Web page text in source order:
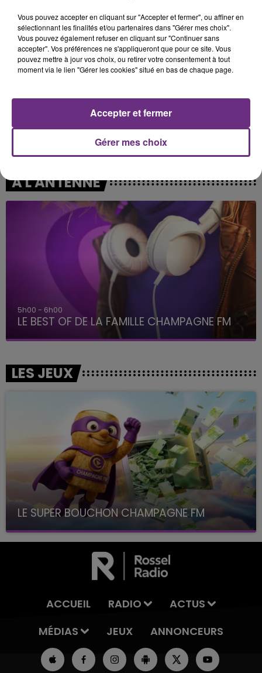
18h01
18h01
Fever Dream
17h58
17h58
A L'ANTENNE
5h00 - 6h00
LE BEST OF DE LA FAMILLE CHAMPAGNE FM
LES JEUX
LE SUPER BOUCHON CHAMPAGNE FM
avec La Famille Champagne FM, à 8H10
ACCUEIL RADIO
ACTUS
MÉDIAS
JEUX ANNONCEURS
Vous pouvez accepter en cliquant sur "Accepter et fermer", ou affiner en
sélectionnant les finalités et/ou partenaires dans "Gérer mes choix".
Vous pouvez également refuser en cliquant sur "Continuer sans
accepter". Vos préférences ne s'appliqueront que pour ce site. Vous
pouvez mettre à jour vos choix, ou retirer votre consentement à tout
moment via le lien "Gérer les cookies" situé en bas de chaque page.
Gérer mes choix
Accepter et fermer